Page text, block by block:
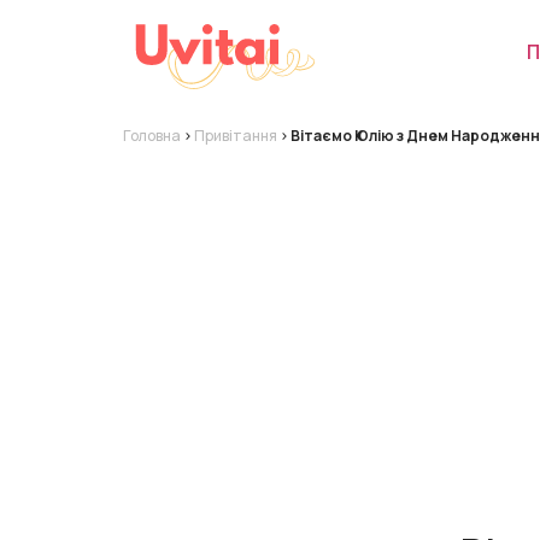
Головна > Привітання > Вітаємо Юлію з Днем